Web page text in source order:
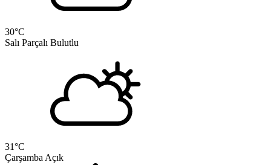
30°C
Salı Parçalı Bulutlu
31°C
Çarşamba Açık